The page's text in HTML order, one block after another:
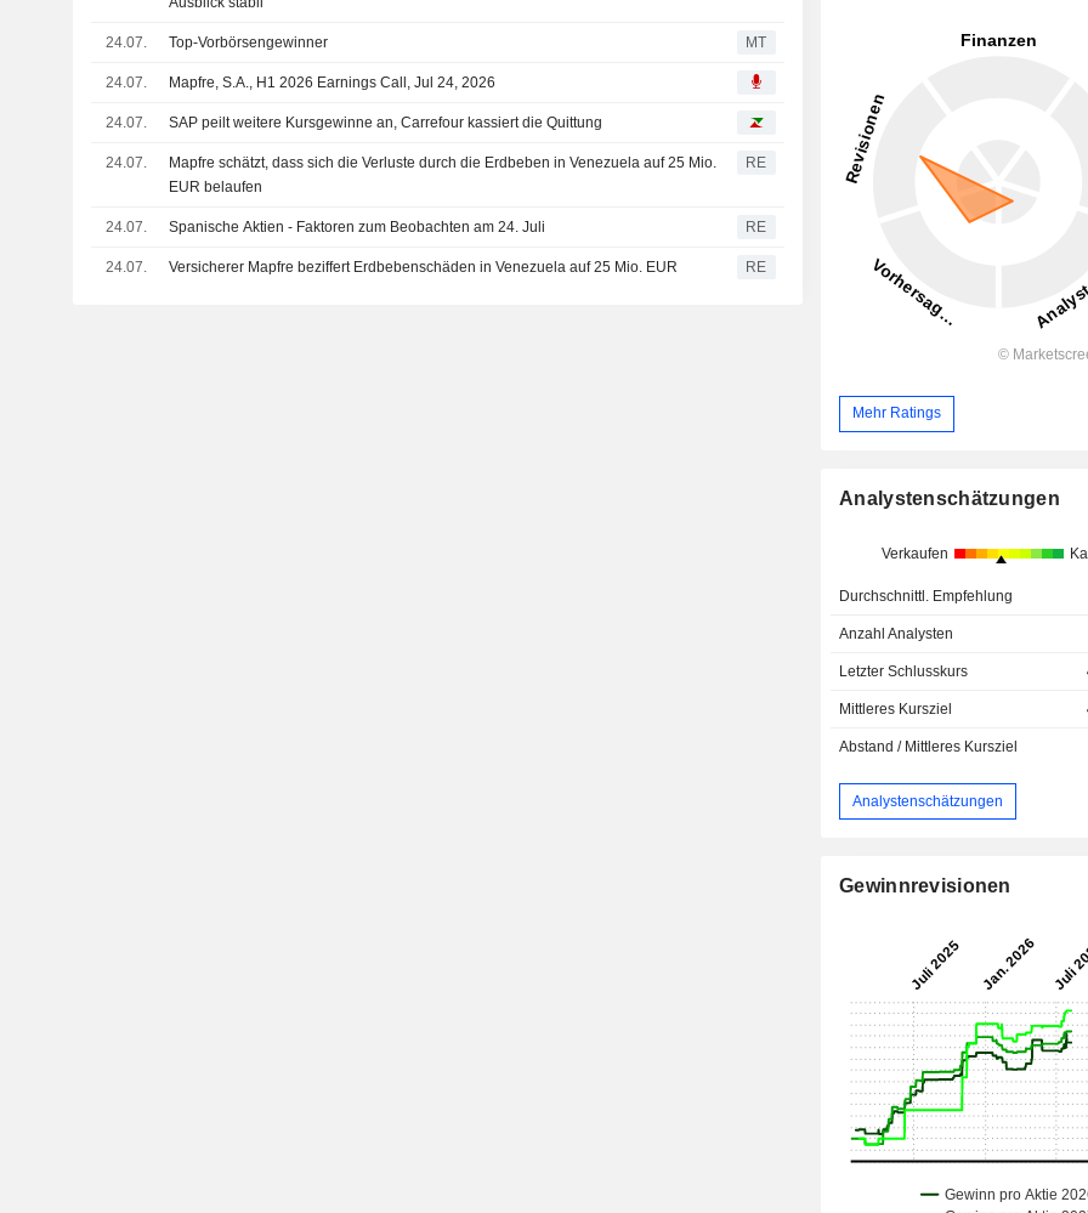
24.07. Top-Vorbörsengewinner MT
24.07. Mapfre, S.A., H1 2026 Earnings Call, Jul 24, 2026
24.07. SAP peilt weitere Kursgewinne an, Carrefour kassiert die Quittung
24.07.
Mapfre schätzt, dass sich die Verluste durch die Erdbeben in Venezuela auf 25 Mio.
EUR belaufen
RE
24.07. Spanische Aktien - Faktoren zum Beobachten am 24. Juli RE
24.07. Versicherer Mapfre beziffert Erdbebenschäden in Venezuela auf 25 Mio. EUR RE
Mehr Ratings
Analystenschätzungen
Verkaufen
Durchschnittl. Empfehlung
Anzahl Analysten
Letzter Schlusskurs
Mittleres Kursziel
Abstand / Mittleres Kursziel
Analystenschätzungen
Gewinnrevisionen